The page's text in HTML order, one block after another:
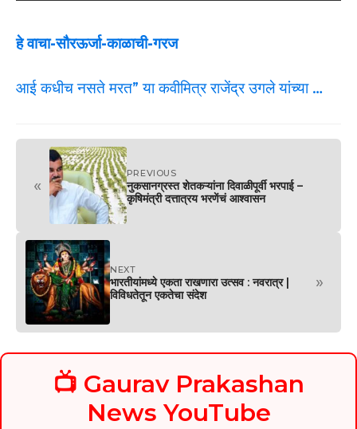
हे वाचा-सौरऊर्जा-काळाची-गरज
आई कधीच नसते मरत” या कवीमित्र राजेंद्र उगले यांच्या …
«
PREVIOUS
नुकसानग्रस्त शेतकऱ्यांना दिवाळीपूर्वी भरपाई –
कृषिमंत्री दत्तात्रय भरणेंचं आश्वासन
NEXT
भारतीयांमध्ये एकता राखणारा उत्सव : नवरात्र |
विविधतेतून एकतेचा संदेश
»
📺 Gaurav Prakashan
News YouTube